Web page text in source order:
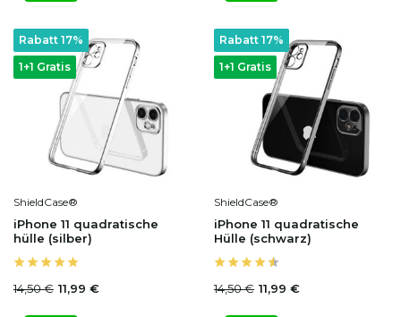
1+1 Gratis
Rabatt 17%
ShieldCase®
iPhone 11 quadratische
hülle (silber)
14,50 € 11,99 €
1+1 Gratis
Rabatt 17%
ShieldCase®
iPhone 11 quadratische
Hülle (schwarz)
14,50 € 11,99 €